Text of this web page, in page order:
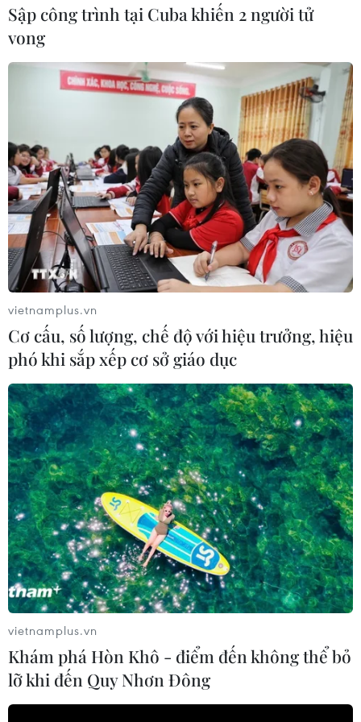
Sập công trình tại Cuba khiến 2 người tử
vong
vietnamplus.vn
Cơ cấu, số lượng, chế độ với hiệu trưởng, hiệu
phó khi sắp xếp cơ sở giáo dục
vietnamplus.vn
Khám phá Hòn Khô - điểm đến không thể bỏ
lỡ khi đến Quy Nhơn Đông